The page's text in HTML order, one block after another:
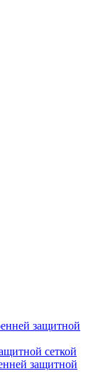
защитной
сеткой
защитной